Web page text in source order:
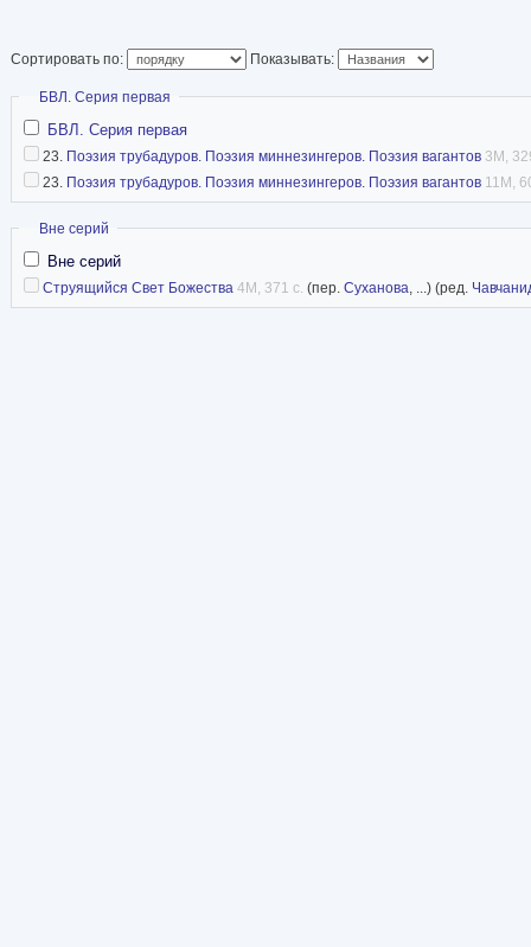
Сортировать по: Показывать:
Скрыть
БВЛ. Серия первая
БВЛ. Серия первая
23. Поэзия трубадуров. Поэзия миннезингеров. Поэзия вагантов 3M,
23. Поэзия трубадуров. Поэзия миннезингеров. Поэзия вагантов 11M,
Скрыть
Вне серий
Вне серий
Струящийся Свет Божества 4M, 371 с. (пер. Суханова, ...) (ред.